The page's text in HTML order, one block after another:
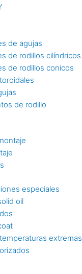
de agujas
de rodillos cilíndricos
de rodillos conicos
de rodillo
especiales
oil
extremas